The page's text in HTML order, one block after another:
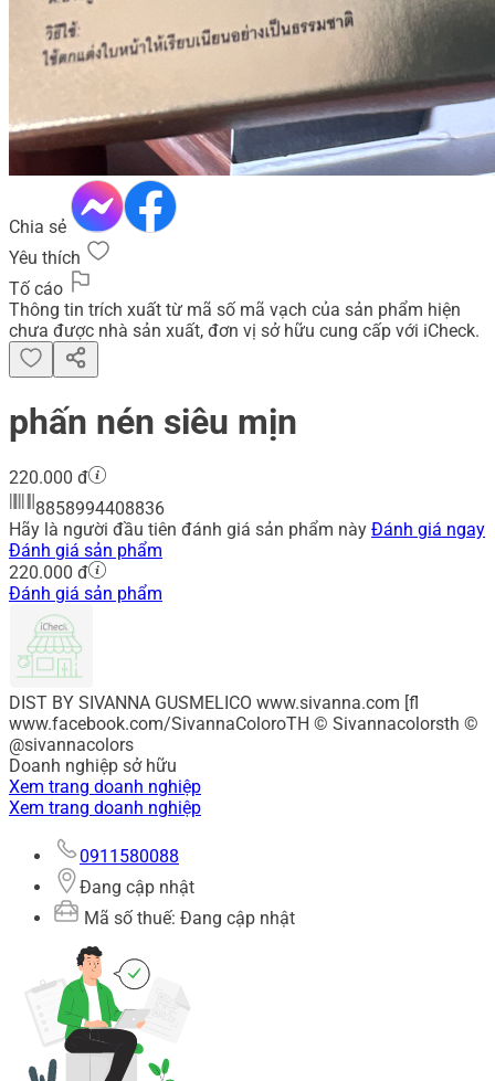
Chia sẻ
Yêu thích
Tố cáo
Thông tin trích xuất từ mã số mã vạch của sản phẩm hiện
chưa được nhà sản xuất, đơn vị sở hữu cung cấp với iCheck.
phấn nén siêu mịn
220.000 đ
8858994408836
Hãy là người đầu tiên đánh giá sản phẩm này Đánh giá ngay
Đánh giá sản phẩm
220.000 đ
Đánh giá sản phẩm
DIST BY SIVANNA GUSMELICO www.sivanna.com [fl
www.facebook.com/SivannaColoroTH © Sivannacolorsth ©
@sivannacolors
Doanh nghiệp sở hữu
Xem trang doanh nghiệp
Xem trang doanh nghiệp
0911580088
Đang cập nhật
Mã số thuế: Đang cập nhật